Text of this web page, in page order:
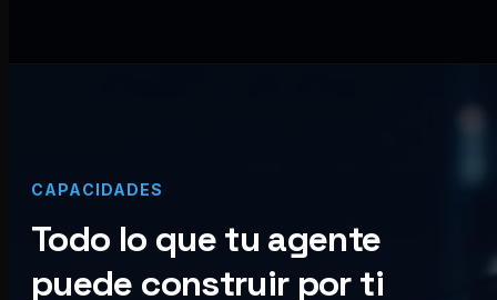
CAPACIDADES
Todo lo que tu agente
puede construir por ti